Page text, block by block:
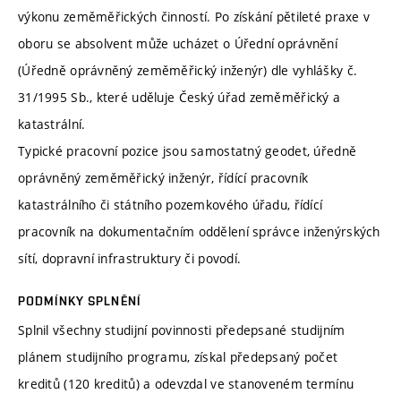
výkonu zeměměřických činností. Po získání pětileté praxe v
oboru se absolvent může ucházet o Úřední oprávnění
(Úředně oprávněný zeměměřický inženýr) dle vyhlášky č.
31/1995 Sb., které uděluje Český úřad zeměměřický a
katastrální.
Typické pracovní pozice jsou samostatný geodet, úředně
oprávněný zeměměřický inženýr, řídící pracovník
katastrálního či státního pozemkového úřadu, řídící
pracovník na dokumentačním oddělení správce inženýrských
sítí, dopravní infrastruktury či povodí.
PODMÍNKY SPLNĚNÍ
Splnil všechny studijní povinnosti předepsané studijním
plánem studijního programu, získal předepsaný počet
kreditů (120 kreditů) a odevzdal ve stanoveném termínu